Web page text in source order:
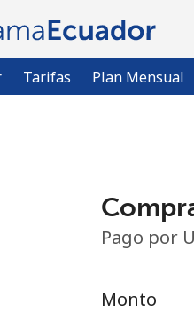
Tarifas Plan Mensual
Pago por
Monto